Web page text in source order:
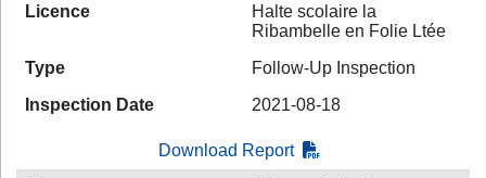
Licence
Halte scolaire la
Ribambelle en Folie Ltée
Type
Follow-Up Inspection
Inspection Date
2021-08-18
Download Report